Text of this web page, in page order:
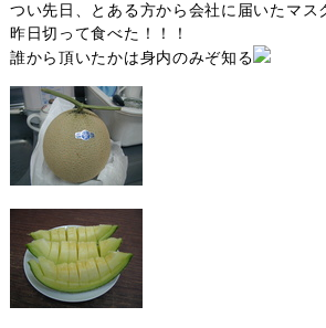
つい先日、とある方から会社に届いたマス
昨日切って食べた！！！
誰から頂いたかは身内のみぞ知る